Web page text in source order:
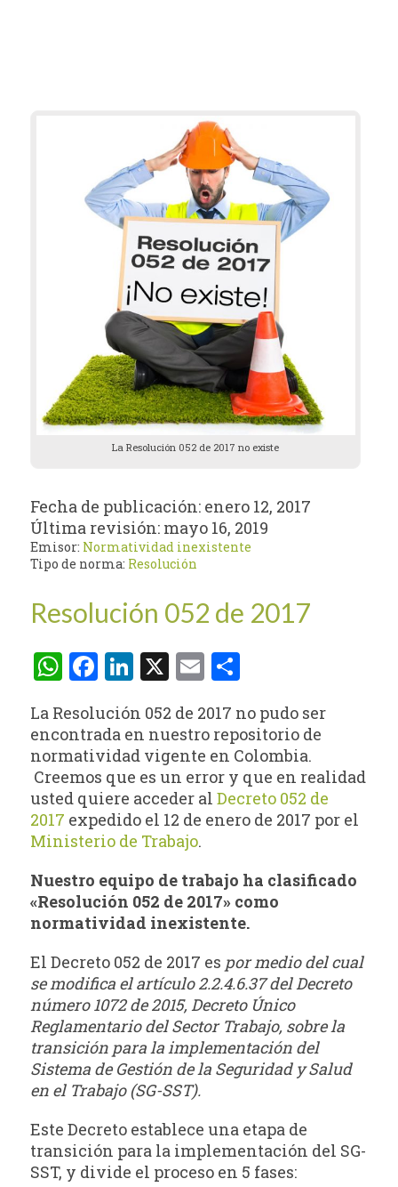
La Resolución 052 de 2017 no existe
Fecha de publicación: enero 12, 2017
Última revisión: mayo 16, 2019
Emisor: Normatividad inexistente
Tipo de norma: Resolución
Resolución 052 de 2017
WhatsApp
Facebook
LinkedIn
X Email
La Resolución 052 de 2017 no pudo ser
encontrada en nuestro repositorio de
normatividad vigente en Colombia.
Creemos que es un error y que en realidad
usted quiere acceder alDecreto 052 de
2017 expedido el 12 de enero de 2017 por el
Ministerio de Trabajo.
Nuestro equipo de trabajo ha clasificado
«Resolución 052 de 2017» como
normatividad inexistente.
El Decreto 052 de 2017 es por medio del cual
se modifica el artículo 2.2.4.6.37 del Decreto
número 1072 de 2015, Decreto Único
Reglamentario del Sector Trabajo, sobre la
transición para la implementación del
Sistema de Gestión de la Seguridad y Salud
en el Trabajo (SG-SST).
Este Decreto establece una etapa de
transición para la implementación del SG-
SST, y divide el proceso en 5 fases: